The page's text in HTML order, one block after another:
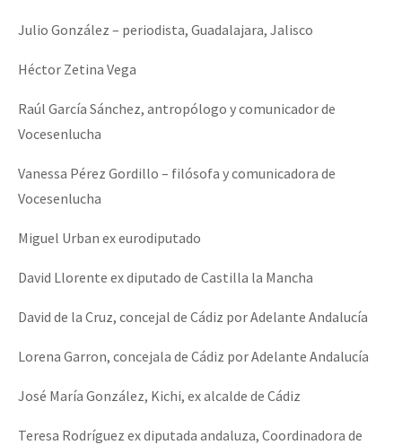
Julio González – periodista, Guadalajara, Jalisco
Héctor Zetina Vega
Raúl García Sánchez, antropólogo y comunicador de
Vocesenlucha
Vanessa Pérez Gordillo – filósofa y comunicadora de
Vocesenlucha
Miguel Urban ex eurodiputado
David Llorente ex diputado de Castilla la Mancha
David de la Cruz, concejal de Cádiz por Adelante Andalucía
Lorena Garron, concejala de Cádiz por Adelante Andalucía
José María González, Kichi, ex alcalde de Cádiz
Teresa Rodríguez ex diputada andaluza, Coordinadora de